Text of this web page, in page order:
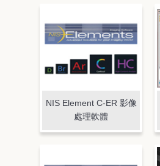
NIS Element C-ER 影像
處理軟體